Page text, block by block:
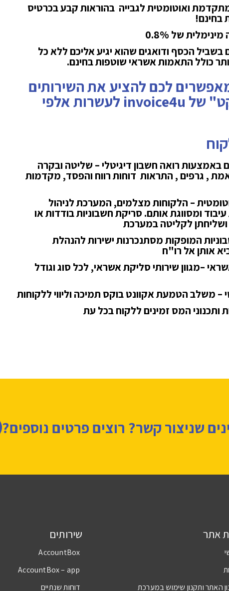
ואוטומטית לגבייה בהוראות קבע בכרטיס
בחינם!
של 0.8%
בשביל הכסף ודואגים שהוא יגיע אליכם ללא כל
כולל התאמות אשראי שוטפות בחינם.
לכם להציע את השירותים
שלכם באמצעות ה"מרקט" של invoice4u לעשרות אלפי
באמצעות רואה חשבון דיגיטלי – שליטה ובקרה
אמת , גרפים , התראות דוחות רווח והפסד, מקדמות
– הלקוחות מצלמים, המערכת לניהול
ומסווגת אותם. סריקת חשבוניות בודדות או
לקליטה במערכת
המופקות מסתנכרנות ישירות להנהלת
אותן אל רו"ח
–מגוון שירותי סליקת אשראי, לכל סוג וגודל
– משלב הטמעת אקוונט בוקס תמיכה וליווי ללקוחות
ותכנוני המס זמינים ללקוח בכל עת
שניצור קשר? רוצים פרטים נוספים?
אתר
האתר ותקנון שימוש במערכת
שירותים
AccountBox
AccountBox – app
דוחות שנתיים